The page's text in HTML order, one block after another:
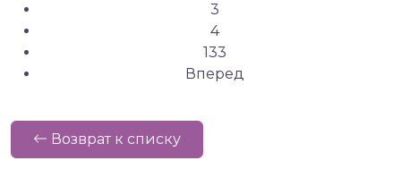
3
4
133
Вперед
Возврат к списку